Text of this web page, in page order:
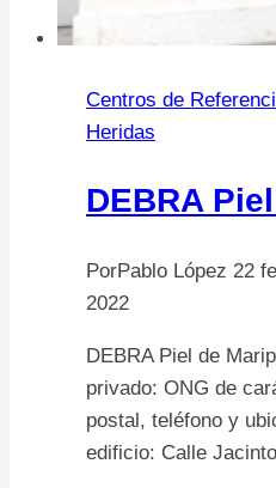
Centros de
Heridas
DEBRA
PorPablo López 22
2022
DEBRA Piel de
privado: ONG de
postal, teléfono y
edificio: Calle